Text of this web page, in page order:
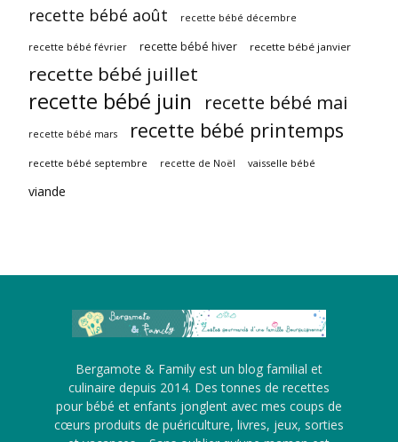
recette bébé août recette bébé décembre
recette bébé février recette bébé hiver recette bébé janvier
recette bébé juillet
recette bébé juin recette bébé mai
recette bébé mars recette bébé printemps
recette bébé septembre recette de Noël vaisselle bébé
viande
Bergamote & Family est un blog familial et
culinaire depuis 2014. Des tonnes de recettes
pour bébé et enfants jonglent avec mes coups de
cœurs produits de puériculture, livres, jeux, sorties